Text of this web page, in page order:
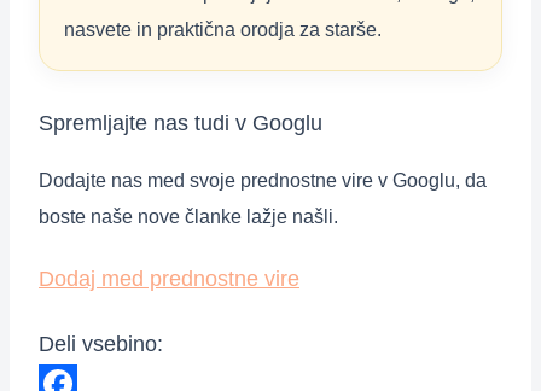
nasvete in praktična orodja za starše.
Spremljajte nas tudi v Googlu
Dodajte nas med svoje prednostne vire v Googlu, da
boste naše nove članke lažje našli.
Dodaj med prednostne vire
Deli vsebino: